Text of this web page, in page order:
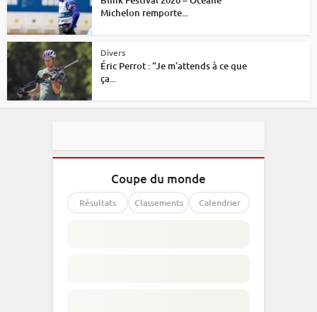
Michelon remporte...
Divers
Éric Perrot : “Je m’attends à ce que
ça...
Coupe du monde
Résultats Classements Calendrier